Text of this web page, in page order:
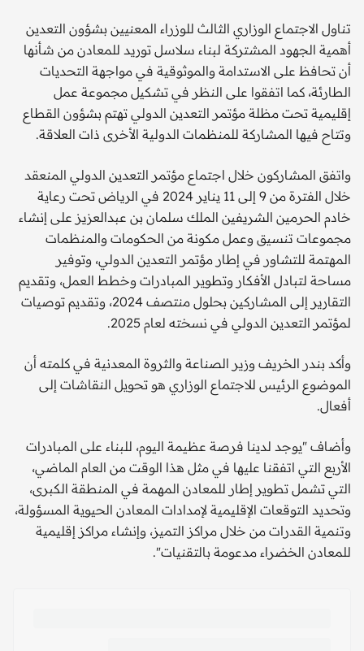
تناول الاجتماع الوزاري الثالث للوزراء المعنيين بشؤون التعدين
أهمية الجهود المشتركة لبناء سلاسل توريد للمعادن من شأنها
أن تحافظ على الاستدامة والموثوقية في مواجهة التحديات
الطارئة، كما اتفقوا على النظر في تشكيل مجموعة عمل
إقليمية تحت مظلة مؤتمر التعدين الدولي تهتم بشؤون القطاع
وتتاح فيها المشاركة للمنظمات الدولية الأخرى ذات العلاقة.
واتفق المشاركون خلال اجتماع مؤتمر التعدين الدولي المنعقد
خلال الفترة من 9 إلى 11 يناير 2024 في الرياض تحت رعاية
خادم الحرمين الشريفين الملك سلمان بن عبدالعزيز على إنشاء
مجموعات تنسيق وعمل مكونة من الحكومات والمنظمات
المهتمة للتشاور في إطار مؤتمر التعدين الدولي، وتوفير
مساحة لتبادل الأفكار وتطوير المبادرات وخطط العمل، وتقديم
التقارير إلى المشاركين بحلول منتصف 2024، وتقديم توصيات
لمؤتمر التعدين الدولي في نسخته لعام 2025.
وأكد بندر الخريف وزير الصناعة والثروة المعدنية في كلمته أن
الموضوع الرئيس للاجتماع الوزاري هو تحويل النقاشات إلى
أفعال.
وأضاف "يوجد لدينا فرصة عظيمة اليوم، للبناء على المبادرات
الأربع التي اتفقنا عليها في مثل هذا الوقت من العام الماضي،
التي تشمل تطوير إطار للمعادن المهمة في المنطقة الكبرى،
وتحديد التوقعات الإقليمية لإمدادات المعادن الحيوية المسؤولة،
وتنمية القدرات من خلال مراكز التميز، وإنشاء مراكز إقليمية
للمعادن الخضراء مدعومة بالتقنيات".